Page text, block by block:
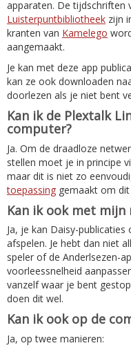
apparaten. De tijdschriften
Luisterpuntbibliotheek zijn
kranten van Kamelego
aangemaakt.
Je kan met deze app
kan ze ook downloaden
doorlezen als je niet bent
Kan ik de Plextalk
computer?
Ja. Om de draadloze
stellen moet je in principe
maar dit is niet zo
toepassing gemaakt om
Kan ik ook met mijn
Ja, je kan Daisy-
afspelen. Je hebt dan niet
speler of de Anderlsezen-
voorleessnelheid
vanzelf waar je bent
doen dit wel.
Kan ik ook op de
Ja, op twee manieren: